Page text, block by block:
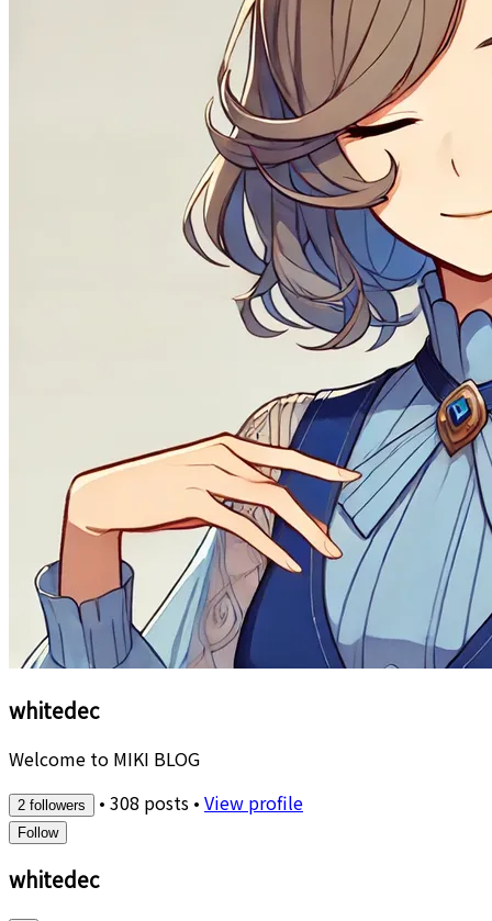
whitedec
Welcome to MIKI BLOG
2 followers • 308 posts • View profile
Follow
whitedec